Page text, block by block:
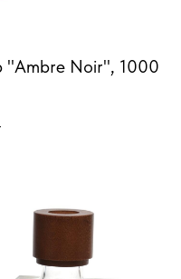
"Ambre Noir", 1000